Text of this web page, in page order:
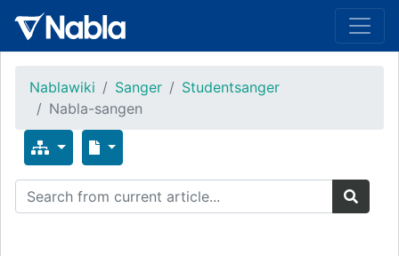
Nablawiki Sanger
Studentsanger
Nabla-sangen